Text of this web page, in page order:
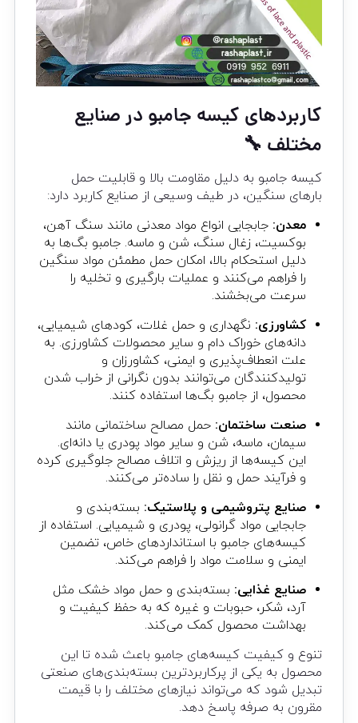
کاربردهای کیسه جامبو در صنایع
مختلف 🔧
کیسه جامبو به دلیل مقاومت بالا و قابلیت حمل
بارهای سنگین، در طیف وسیعی از صنایع کاربرد دارد:
معدن: جابجایی انواع مواد معدنی مانند سنگ آهن،
بوکسیت، زغال سنگ، شن و ماسه. جامبو بگ‌ها به
دلیل استحکام بالا، امکان حمل مطمئن مواد سنگین
را فراهم می‌کنند و عملیات بارگیری و تخلیه را
سرعت می‌بخشند.
کشاورزی: نگهداری و حمل غلات، کودهای شیمیایی،
دانه‌های خوراک دام و سایر محصولات کشاورزی. به
علت انعطاف‌پذیری و ایمنی، کشاورزان و
تولیدکنندگان می‌توانند بدون نگرانی از خراب شدن
محصول، از جامبو بگ‌ها استفاده کنند.
صنعت ساختمان: حمل مصالح ساختمانی مانند
سیمان، ماسه، شن و سایر مواد پودری یا دانه‌ای.
این کیسه‌ها از ریزش و اتلاف مصالح جلوگیری کرده
و فرآیند حمل و نقل را ساده‌تر می‌کنند.
صنایع پتروشیمی و پلاستیک: بسته‌بندی و
جابجایی مواد گرانولی، پودری و شیمیایی. استفاده از
کیسه‌های جامبو با استانداردهای خاص، تضمین
ایمنی و سلامت مواد را فراهم می‌کند.
صنایع غذایی: بسته‌بندی و حمل مواد خشک مثل
آرد، شکر، حبوبات و غیره که به حفظ کیفیت و
بهداشت محصول کمک می‌کند.
تنوع و کیفیت کیسه‌های جامبو باعث شده تا این
محصول به یکی از پرکاربردترین بسته‌بندی‌های صنعتی
تبدیل شود که می‌تواند نیازهای مختلف را با قیمت
مقرون به صرفه پاسخ دهد.